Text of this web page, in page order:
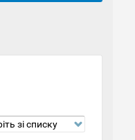
зі списку